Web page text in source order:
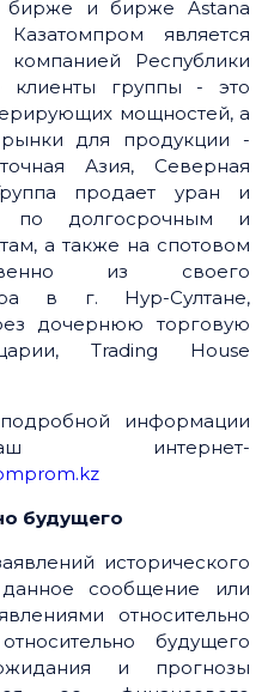
бирже и бирже Astana
является
Республики
клиенты группы - это
мощностей, а
для продукции -
Азия, Северная
продает уран и
по долгосрочным и
а также на спотовом
из своего
в г. Нур-Султане,
дочернюю торговую
Trading House
информации
интернет-
будущего
исторического
сообщение или
относительно
будущего
и прогнозы